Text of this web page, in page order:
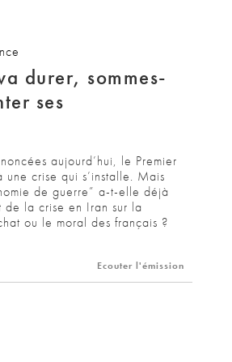
durer, sommes-
ses
aujourd’hui, le Premier
crise qui s’installe. Mais
de guerre” a-t-elle déjà
de la crise en Iran sur la
ou le moral des français ?
Ecouter l'émission